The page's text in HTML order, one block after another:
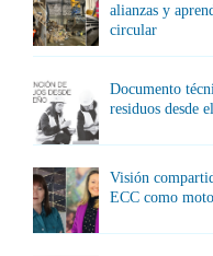
alianzas y
circular
Documento
residuos desde
Visión
ECC como